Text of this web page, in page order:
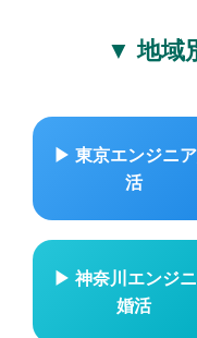
▼ 地域
▶ 東京エンジニ
活
▶ 神奈川エンジ
婚活